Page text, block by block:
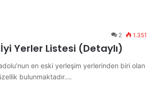
2 1.351
Yerler Listesi (Detaylı)
en eski yerleşim yerlerinden biri olan
bulunmaktadır.…